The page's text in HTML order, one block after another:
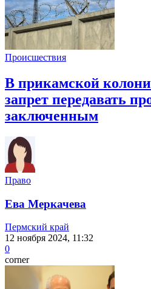
Происшествия
В прикамской
запрет передавать
заключенным
Право
Ева Меркачева
Пермский край
12 ноября 2024, 11:32
0
corner